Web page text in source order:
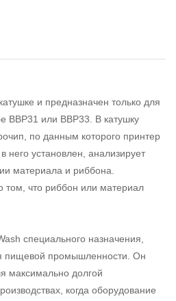
и предназначен только для
BBP31 или BBP33. В катушку
по данным которого принтер
него установлен, анализирует
материала и риббона.
том, что риббон или материал
специального назначения,
пищевой промышленности. Он
максимально долгой
когда оборудование